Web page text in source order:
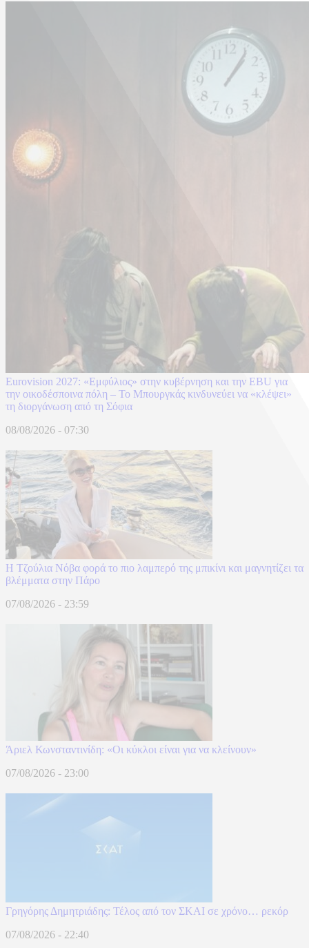
Eurovision 2027: «Εμφύλιος» στην κυβέρνηση και την EBU για
την οικοδέσποινα πόλη – Το Μπουργκάς κινδυνεύει να «κλέψει»
τη διοργάνωση από τη Σόφια
08/08/2026 - 07:30
Η Τζούλια Νόβα φορά το πιο λαμπερό της μπικίνι και μαγνητίζει τα
βλέμματα στην Πάρο
07/08/2026 - 23:59
Άριελ Κωνσταντινίδη: «Oι κύκλοι είναι για να κλείνουν»
07/08/2026 - 23:00
Γρηγόρης Δημητριάδης: Τέλος από τον ΣΚΑΙ σε χρόνο… ρεκόρ
07/08/2026 - 22:40